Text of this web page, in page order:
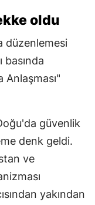
oldu
düzenlemesi
basında
güvenlik
denk geldi.
ve
yakından